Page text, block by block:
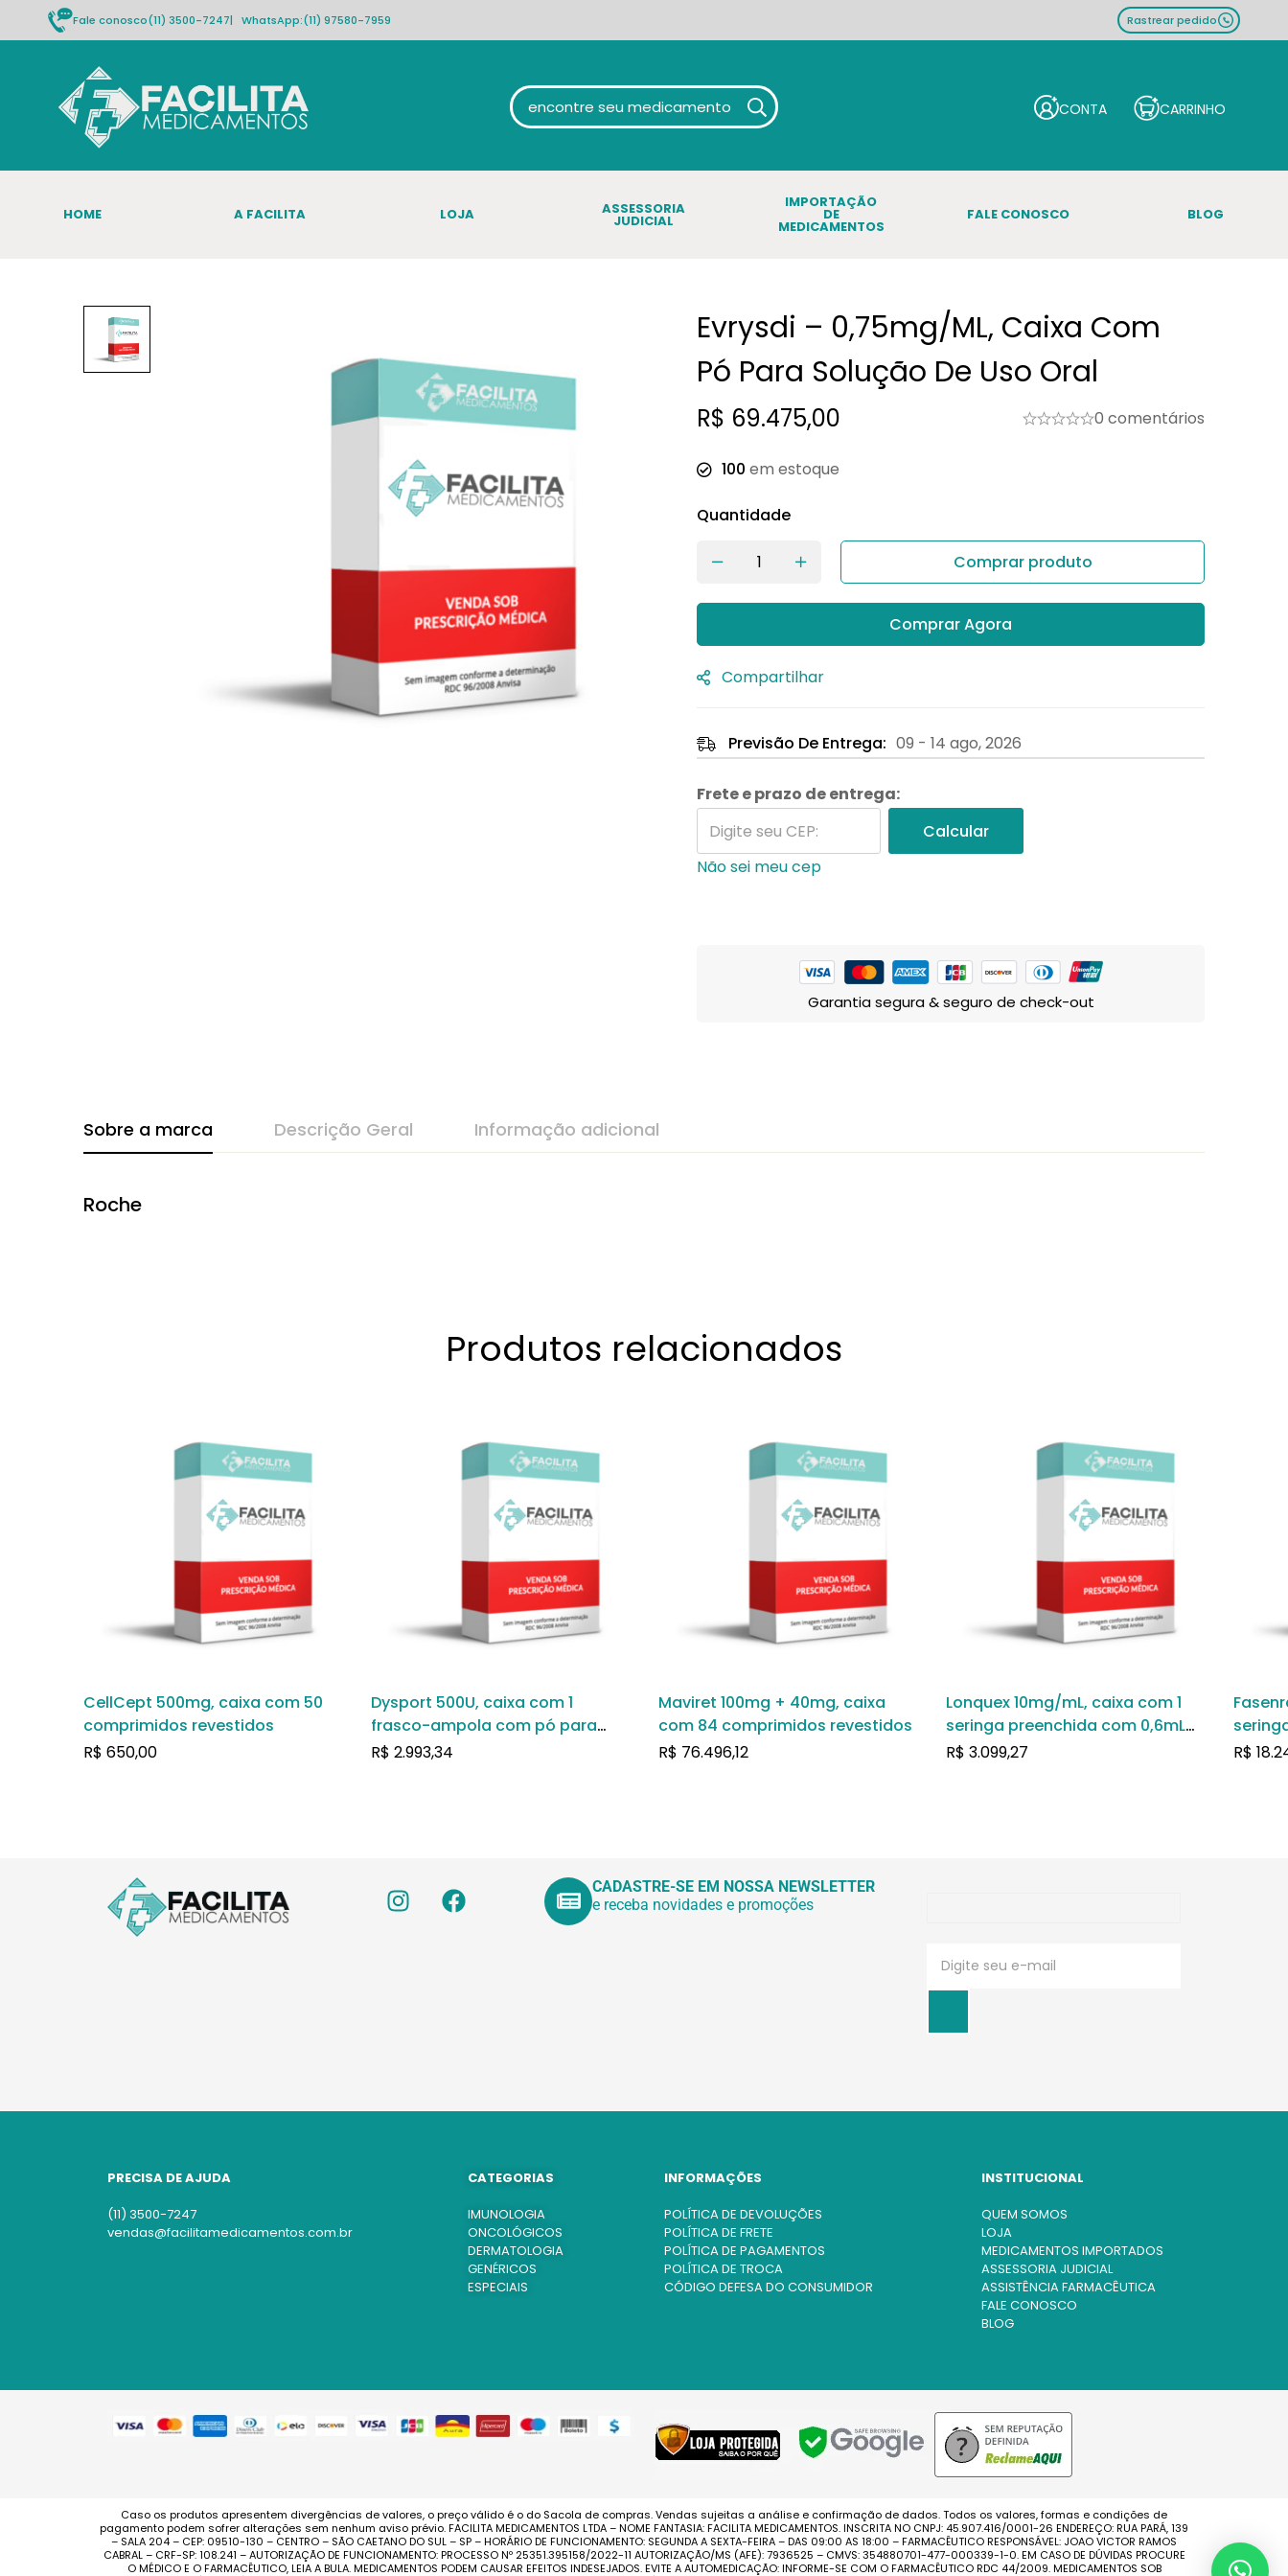
Fale conosco(11) 3500-7247| WhatsApp:(11) 97580-7959 Rastrear pedido
HOME A FACILITA LOJA ASSESSORIA
JUDICIAL
IMPORTAÇÃO
DE
MEDICAMENTOS
FALE CONOSCO BLOG
Evrysdi – 0,75mg/mL, Caixa Com
Pó Para Solução De Uso Oral
R$ 69.475,00 0 comentários
100 em estoque
Quantidade
Comprar produto
Comprar Agora
Compartilhar
Previsão De Entrega: 09 - 14 ago, 2026
Frete e prazo de entrega:
Calcular
Não sei meu cep
Garantia segura & seguro de check-out
Sobre a marca Descrição Geral Informação adicional
Roche
Produtos relacionados
CellCept 500mg, caixa com 50
comprimidos revestidos
R$ 650,00
Dysport 500U, caixa com 1
frasco-ampola com pó para
solução de uso intramuscular
R$ 2.993,34
Maviret 100mg + 40mg, caixa
com 84 comprimidos revestidos
R$ 76.496,12
Lonquex 10mg/mL, caixa com 1
seringa preenchida com 0,6mL
de solução de uso subcutâneo
R$ 3.099,27 R$
CADASTRE-SE EM NOSSA NEWSLETTER
e receba novidades e promoções
PRECISA DE AJUDA
(11) 3500-7247
vendas@facilitamedicamentos.com.br
CATEGORIAS
IMUNOLOGIA
ONCOLÓGICOS
DERMATOLOGIA
GENÉRICOS
ESPECIAIS
INFORMAÇÕES
POLÍTICA DE DEVOLUÇÕES
POLÍTICA DE FRETE
POLÍTICA DE PAGAMENTOS
POLÍTICA DE TROCA
CÓDIGO DEFESA DO CONSUMIDOR
INSTITUCIONAL
QUEM SOMOS
LOJA
MEDICAMENTOS IMPORTADOS
ASSESSORIA JUDICIAL
ASSISTÊNCIA FARMACÊUTICA
FALE CONOSCO
BLOG
Caso os produtos apresentem divergências de valores, o preço válido é o do Sacola de compras. Vendas sujeitas a análise e confirmação de dados. Todos os valores, formas e condições de
pagamento podem sofrer alterações sem nenhum aviso prévio. FACILITA MEDICAMENTOS LTDA – NOME FANTASIA: FACILITA MEDICAMENTOS. INSCRITA NO CNPJ: 45.907.416/0001-26 ENDEREÇO: RUA PARÁ, 139
– SALA 204 – CEP: 09510-130 – CENTRO – SÃO CAETANO DO SUL – SP – HORÁRIO DE FUNCIONAMENTO: SEGUNDA A SEXTA-FEIRA – DAS 09:00 AS 18:00 – FARMACÊUTICO RESPONSÁVEL: JOAO VICTOR RAMOS
CABRAL – CRF-SP: 108.241 – AUTORIZAÇÃO DE FUNCIONAMENTO: PROCESSO Nº 25351.395158/2022-11 AUTORIZAÇÃO/MS (AFE): 7936525 – CMVS: 354880701-477-000339-1-0. EM CASO DE DÚVIDAS PROCURE
O MÉDICO E O FARMACÊUTICO, LEIA A BULA. MEDICAMENTOS PODEM CAUSAR EFEITOS INDESEJADOS. EVITE A AUTOMEDICAÇÃO: INFORME-SE COM O FARMACÊUTICO RDC 44/2009. MEDICAMENTOS SOB